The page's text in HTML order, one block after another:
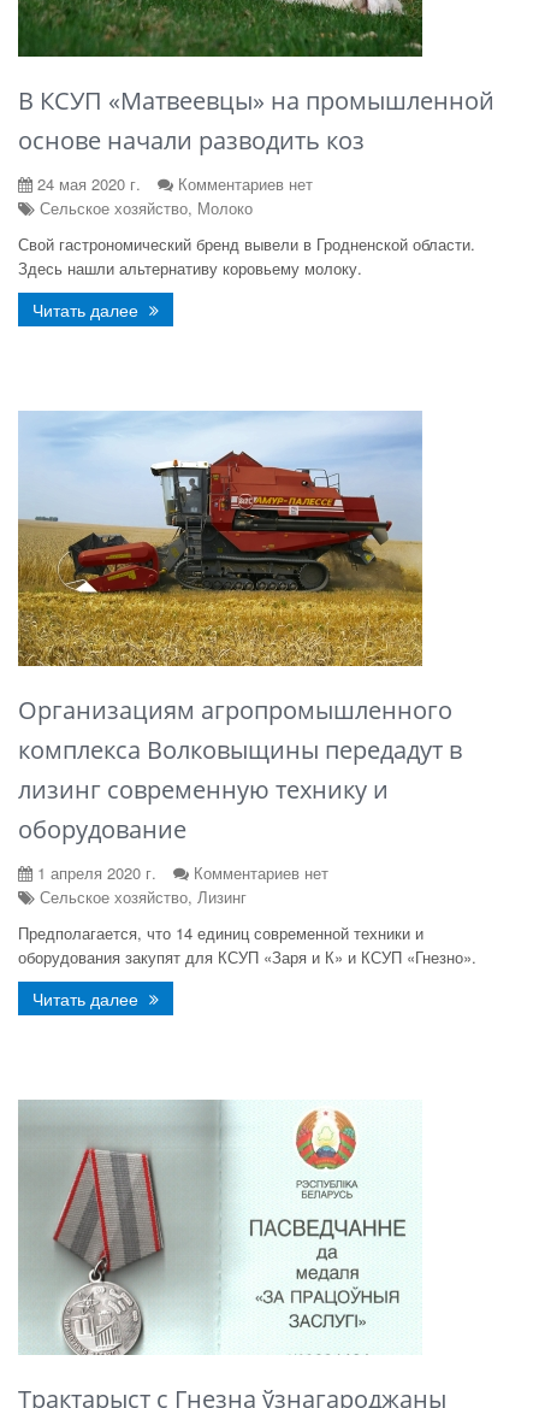
В КСУП «Матвеевцы» на промышленной
основе начали разводить коз
24 мая 2020 г.
Комментариев нет
Сельское хозяйство, Молоко
Свой гастрономический бренд вывели в Гродненской области.
Здесь нашли альтернативу коровьему молоку.
Читать далее
Организациям агропромышленного
комплекса Волковыщины передадут в
лизинг современную технику и
оборудование
1 апреля 2020 г.
Комментариев нет
Сельское хозяйство, Лизинг
Предполагается, что 14 единиц современной техники и
оборудования закупят для КСУП «Заря и К» и КСУП «Гнезно».
Читать далее
Трактарыст с Гнезна ўзнагароджаны